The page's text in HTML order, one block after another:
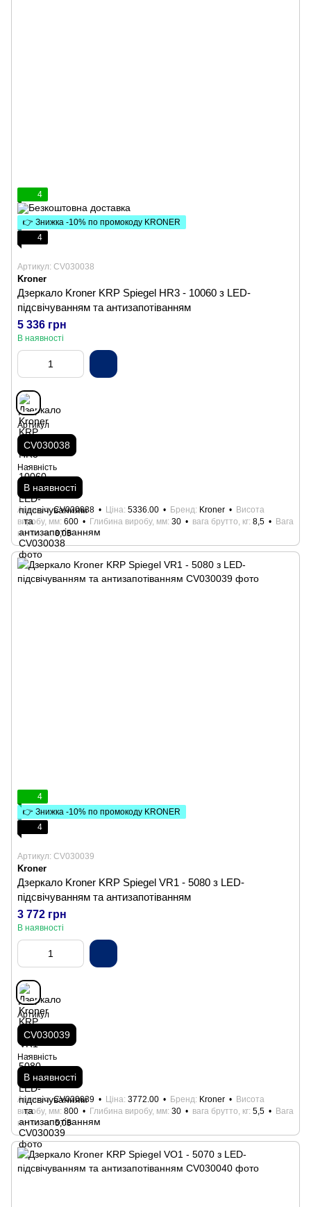
4
👉 Знижка -10% по промокоду KRONER
4
Артикул: CV030038
Kroner
Дзеркало Kroner KRP Spiegel HR3 - 10060 з LED-
підсвічуванням та антизапотіванням
5 336 грн
В наявності
Артикул
CV030038
Наявність
В наявності
Артикул CV030038 Ціна 5336.00 Бренд Kroner
Висота
виробу, мм 600 Глибина виробу, мм 30 вага брутто, кг 8,5
Вага
нетто, кг 8,05
4
👉 Знижка -10% по промокоду KRONER
4
Артикул: CV030039
Kroner
Дзеркало Kroner KRP Spiegel VR1 - 5080 з LED-
підсвічуванням та антизапотіванням
3 772 грн
В наявності
Артикул
CV030039
Наявність
В наявності
Артикул CV030039 Ціна 3772.00 Бренд Kroner
Висота
виробу, мм 800 Глибина виробу, мм 30 вага брутто, кг 5,5
Вага
нетто, кг 5,05